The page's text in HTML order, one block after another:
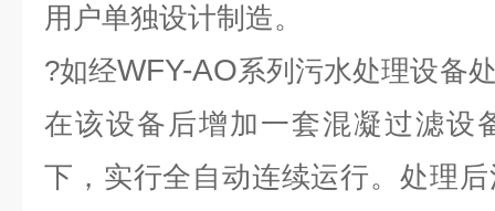
用户单独设计制造。
?如经WFY-AO系列污水处理设备
在该设备后增加一套混凝过滤设
下，实行全自动连续运行。处理